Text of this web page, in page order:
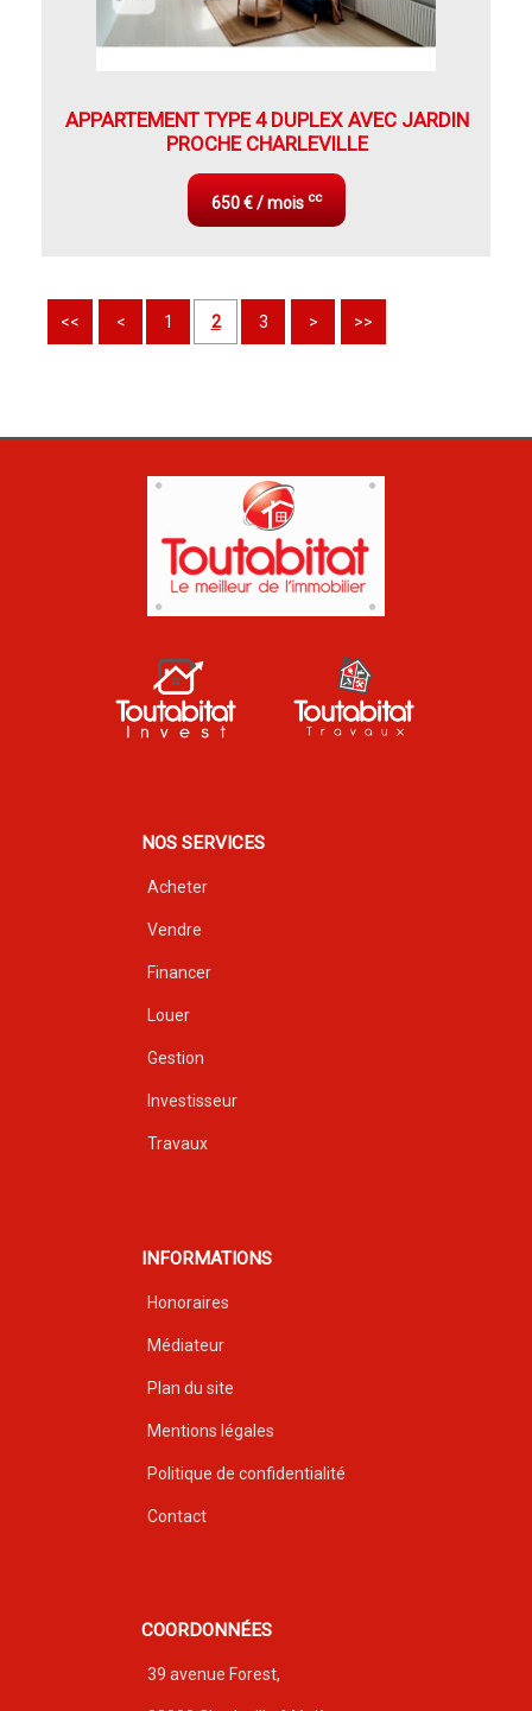
APPARTEMENT TYPE 4 DUPLEX AVEC JARDIN
PROCHE CHARLEVILLE
650 € / mois cc
<< < 1 2 3 > >>
NOS SERVICES
Acheter
Vendre
Financer
Louer
Gestion
Investisseur
Travaux
INFORMATIONS
Honoraires
Médiateur
Plan du site
Mentions légales
Politique de confidentialité
Contact
COORDONNÉES
39 avenue Forest,